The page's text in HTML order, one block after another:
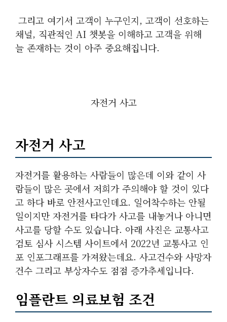
​ 그리고 여기서 고객이 누구인지, 고객이 선호하는
채널, 직관적인 AI 챗봇을 이해하고 고객을 위해
늘 존재하는 것이 아주 중요해집니다.
자전거 사고
자전거 사고
자전거를 활용하는 사람들이 많은데 이와 같이 사
람들이 많은 곳에서 저희가 주의해야 할 것이 있다
고 하다 바로 안전사고인데요. 일어착수하는 안될
일이지만 자전거를 타다가 사고를 내놓거나 아니면
사고를 당할 수도 있습니다. 아래 사진은 교통사고
검토 심사 시스템 사이트에서 2022년 교통사고 인
포 인포그래프를 가져왔는데요. 사고건수와 사망자
건수 그리고 부상자수도 점점 증가추세입니다.
임플란트 의료보험 조건